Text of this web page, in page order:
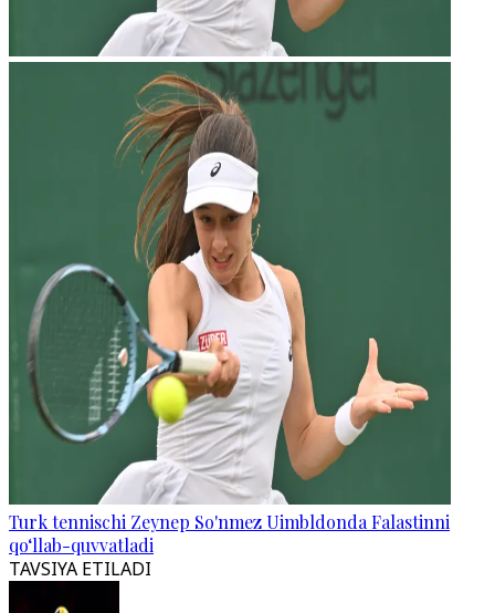
Turk tennischi Zeynep So'nmez Uimbldonda Falastinni
qo‘llab-quvvatladi
TAVSIYA ETILADI